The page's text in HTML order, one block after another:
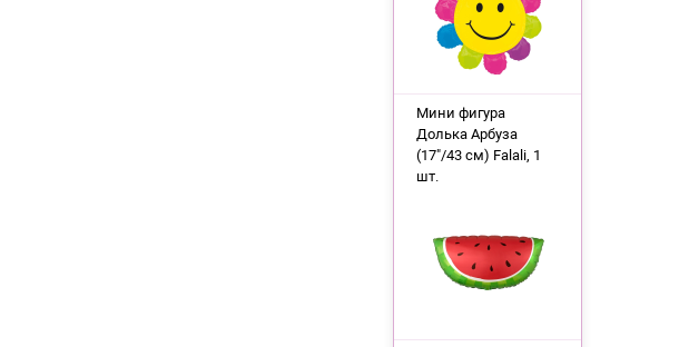
Мини фигура
Долька Арбуза
(17"/43 см) Falali, 1
шт.